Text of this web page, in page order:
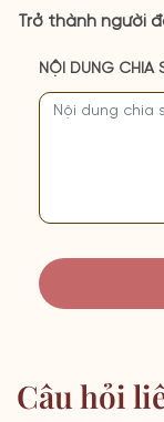
Trở thành người
NỘI DUNG CHIA
Câu hỏi